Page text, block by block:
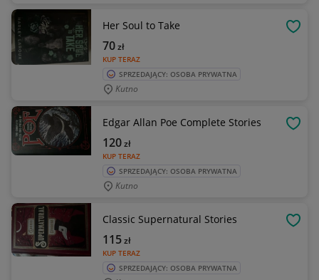
Her Soul to Take
KUP TERAZ
70zł
SPRZEDAJĄCY: OSOBA PRYWATNA
Kutno
Edgar Allan Poe Complete Stories
KUP TERAZ
120zł
SPRZEDAJĄCY: OSOBA PRYWATNA
Kutno
Classic Supernatural Stories
KUP TERAZ
115zł
SPRZEDAJĄCY: OSOBA PRYWATNA